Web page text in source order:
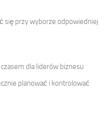
się przy wyborze odpowiedniej
dla liderów biznesu
planować i kontrolować